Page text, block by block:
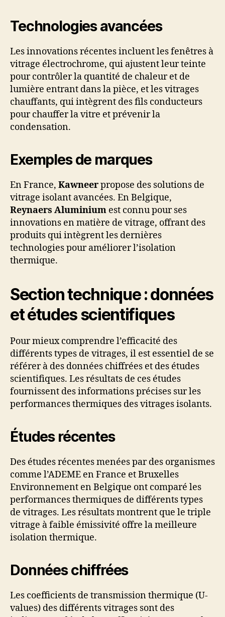
Technologies avancées
Les innovations récentes incluent les fenêtres à
vitrage électrochrome, qui ajustent leur teinte
pour contrôler la quantité de chaleur et de
lumière entrant dans la pièce, et les vitrages
chauffants, qui intègrent des fils conducteurs
pour chauffer la vitre et prévenir la
condensation.
Exemples de marques
En France, Kawneerpropose des solutions de
vitrage isolant avancées. En Belgique,
Reynaers Aluminium est connu pour ses
innovations en matière de vitrage, offrant des
produits qui intègrent les dernières
technologies pour améliorer l’isolation
thermique.
Section technique : données
et études scientifiques
Pour mieux comprendre l’efficacité des
différents types de vitrages, il est essentiel de se
référer à des données chiffrées et des études
scientifiques. Les résultats de ces études
fournissent des informations précises sur les
performances thermiques des vitrages isolants.
Études récentes
Des études récentes menées par des organismes
comme l’ADEME en France et Bruxelles
Environnement en Belgique ont comparé les
performances thermiques de différents types
de vitrages. Les résultats montrent que le triple
vitrage à faible émissivité offre la meilleure
isolation thermique.
Données chiffrées
Les coefficients de transmission thermique (U-
values) des différents vitrages sont des